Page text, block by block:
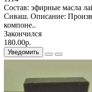
Состав: эфирные масла
Сиваш. Описание:
компоне..
Закончился
180.00р.
Уведомить